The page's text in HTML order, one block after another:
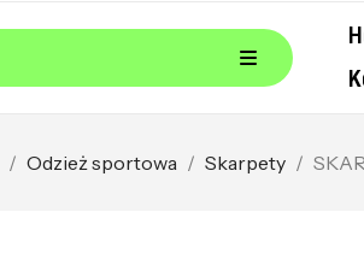
Odzież sportowa Skarpety